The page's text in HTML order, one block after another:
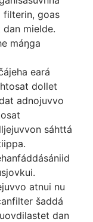
filterin, goas
mielde.
máŋga
eará
dollet
adnojuvvo
sáhttá
atnui nu
šaddá
dan